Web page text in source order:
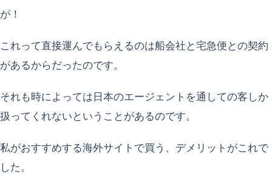
が！
これって直接運んでもらえるのは船会社と宅急便との契約
があるからだったのです。
それも時によっては日本のエージェントを通しての客しか
扱ってくれないということがあるのです。
私がおすすめする海外サイトで買う、デメリットがこれで
した。